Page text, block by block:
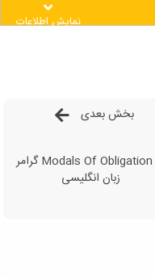
نمایش اطلاعات
بخش بعدی
گرامر Modals Of Obligation در
زبان انگلیسی